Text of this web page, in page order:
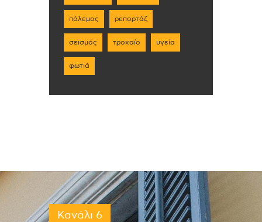
πόλεμος ρεπορτάζ
σεισμός τροχαίο υγεία
φωτιά
Κανάλι 6